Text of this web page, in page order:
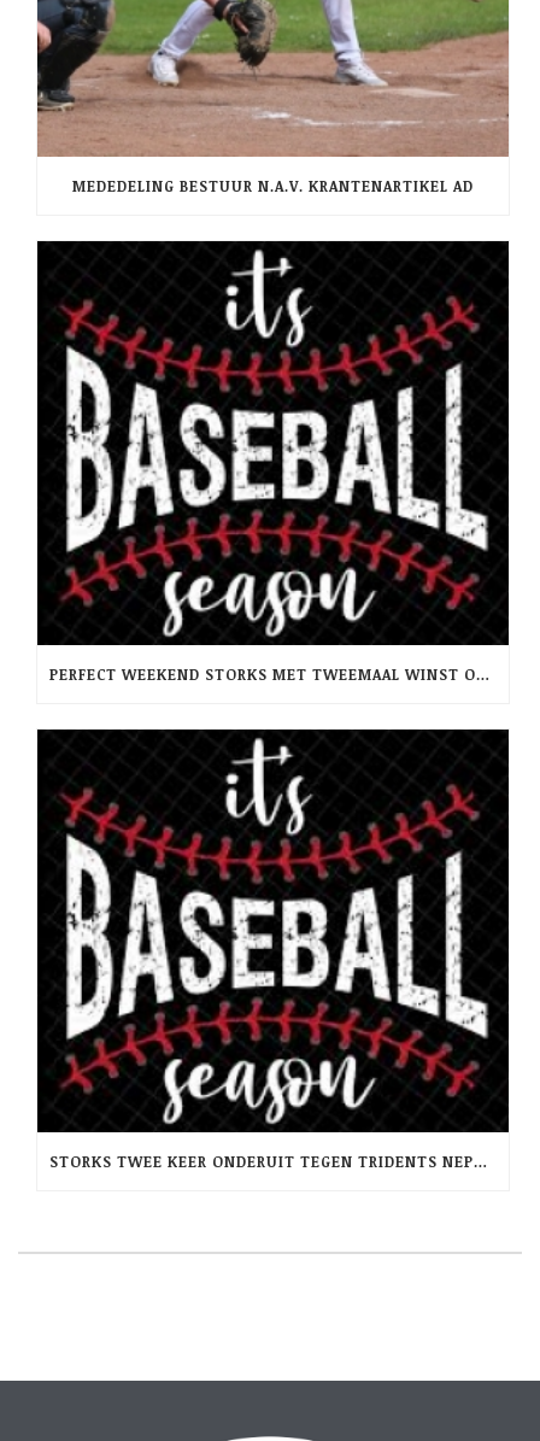
MEDEDELING BESTUUR N.A.V. KRANTENARTIKEL AD
PERFECT WEEKEND STORKS MET TWEEMAAL WINST OP RCH -PINQUINS
STORKS TWEE KEER ONDERUIT TEGEN TRIDENTS NEPTUNUS